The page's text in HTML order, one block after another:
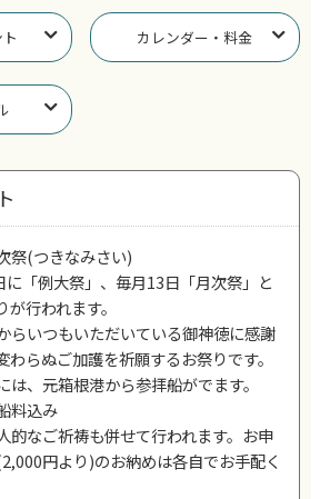
カレンダー・料金
祭(つきなみさい)
「例大祭」、毎月13日「月次祭」と
行われます。
いつもいただいている御神徳に感謝
わらぬご加護を祈願するお祭りです。
、元箱根港から参拝船がでます。
料込み
的なご祈祷も併せて行われます。お申
円より)のお納めは各自でお手配く